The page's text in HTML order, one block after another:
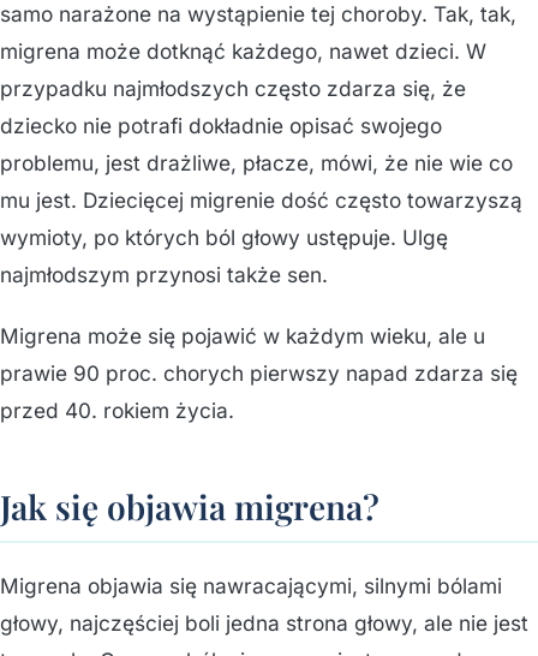
samo narażone na wystąpienie tej choroby. Tak, tak,
migrena może dotknąć każdego, nawet dzieci. W
przypadku najmłodszych często zdarza się, że
dziecko nie potrafi dokładnie opisać swojego
problemu, jest drażliwe, płacze, mówi, że nie wie co
mu jest. Dziecięcej migrenie dość często towarzyszą
wymioty, po których ból głowy ustępuje. Ulgę
najmłodszym przynosi także sen.
Migrena może się pojawić w każdym wieku, ale u
prawie 90 proc. chorych pierwszy napad zdarza się
przed 40. rokiem życia.
Jak się objawia migrena?
Migrena objawia się nawracającymi, silnymi bólami
głowy, najczęściej boli jedna strona głowy, ale nie jest